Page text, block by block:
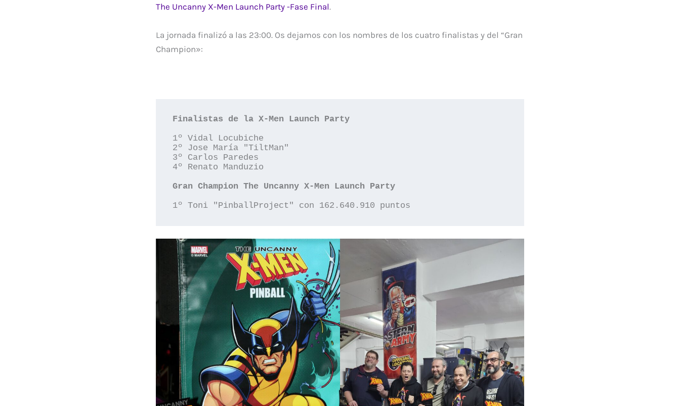
The Uncanny X-Men Launch Party -Fase Final.
La jornada finalizó a las 23:00. Os dejamos con los nombres de los cuatro finalistas y del “Gran
Champion»:
Finalistas de la X-Men Launch Party
1º Vidal Locubiche
2º Jose María "TiltMan"
3º Carlos Paredes
4º Renato Manduzio
Gran Champion The Uncanny X-Men Launch Party
1º Toni "PinballProject" con 162.640.910 puntos